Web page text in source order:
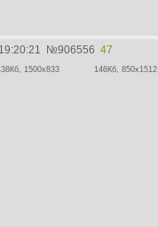
№906556 47
1500x833 146Кб, 850x1512